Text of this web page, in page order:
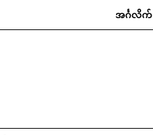
အၚ်္ဂလိက်